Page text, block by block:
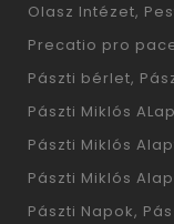
Olasz Intézet
Precatio pro
Pászti bérlet
Pászti Miklós
Pászti Miklós
Pászti Miklós
Pászti Napok